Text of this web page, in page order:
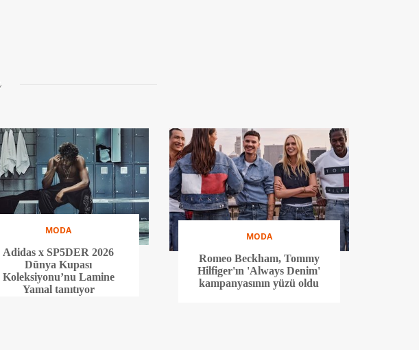
MODA
Adidas x SP5DER 2026
Dünya Kupası
Koleksiyonu’nu Lamine
Yamal tanıtıyor
MODA
Romeo Beckham, Tommy
Hilfiger'ın 'Always Denim'
kampanyasının yüzü oldu